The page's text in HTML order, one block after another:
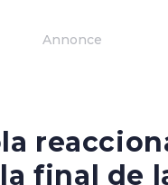
Annonce
final de